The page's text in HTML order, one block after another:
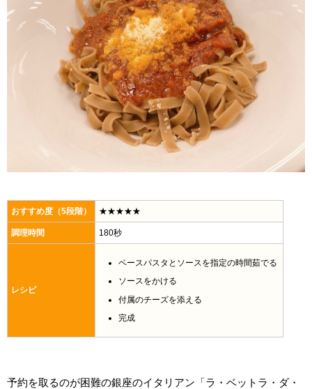
おすすめ度（5段階） ★★★★★
調理時間 180秒
レシピ
ベースパスタとソースを指定の時間茹でる
ソースをかける
付属のチーズを添える
完成
予約を取るのが困難の銀座のイタリアン「ラ・ベットラ・ダ・